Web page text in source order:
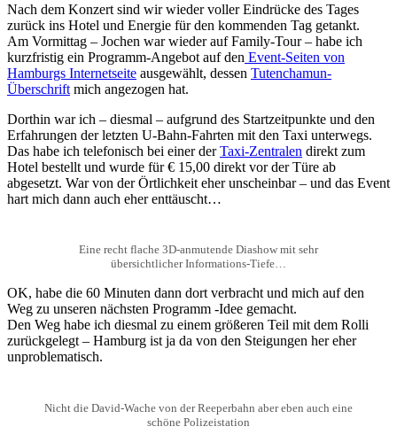
Nach dem Konzert sind wir wieder voller Eindrücke des Tages
zurück ins Hotel und Energie für den kommenden Tag getankt.
Am Vormittag – Jochen war wieder auf Family-Tour – habe ich
kurzfristig ein Programm-Angebot auf den Event-Seiten von
Hamburgs Internetseite ausgewählt, dessen Tutenchamun-
Überschrift mich angezogen hat.
Dorthin war ich – diesmal – aufgrund des Startzeitpunkte und den
Erfahrungen der letzten U-Bahn-Fahrten mit den Taxi unterwegs.
Das habe ich telefonisch bei einer derTaxi-Zentralen direkt zum
Hotel bestellt und wurde für € 15,00 direkt vor der Türe ab
abgesetzt. War von der Örtlichkeit eher unscheinbar – und das Event
hart mich dann auch eher enttäuscht…
Eine recht flache 3D-anmutende Diashow mit sehr
übersichtlicher Informations-Tiefe…
OK, habe die 60 Minuten dann dort verbracht und mich auf den
Weg zu unseren nächsten Programm -Idee gemacht.
Den Weg habe ich diesmal zu einem größeren Teil mit dem Rolli
zurückgelegt – Hamburg ist ja da von den Steigungen her eher
unproblematisch.
Nicht die David-Wache von der Reeperbahn aber eben auch eine
schöne Polizeistation